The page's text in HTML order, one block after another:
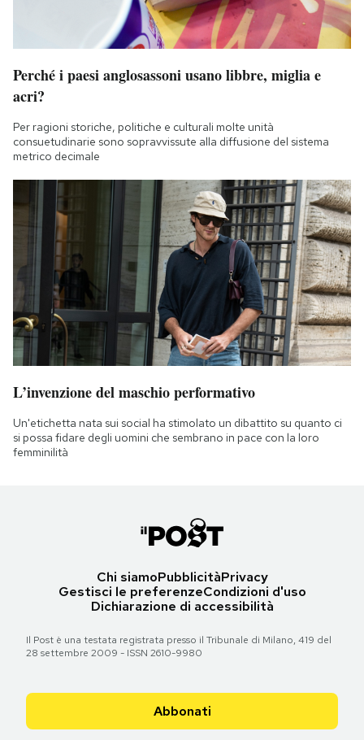
Perché i paesi anglosassoni usano libbre, miglia e
acri?
Per ragioni storiche, politiche e culturali molte unità
consuetudinarie sono sopravvissute alla diffusione del sistema
metrico decimale
L’invenzione del maschio performativo
Un'etichetta nata sui social ha stimolato un dibattito su quanto ci
si possa fidare degli uomini che sembrano in pace con la loro
femminilità
Chi siamoPubblicitàPrivacy
Gestisci le preferenzeCondizioni d'uso
Dichiarazione di accessibilità
Il Post è una testata registrata presso il Tribunale di Milano, 419 del
28 settembre 2009 - ISSN 2610-9980
Abbonati